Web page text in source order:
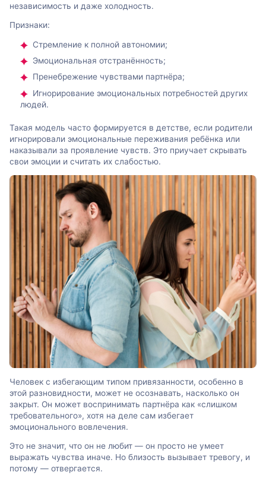
независимость и даже холодность.
Признаки:
Стремление к полной автономии;
Эмоциональная отстранённость;
Пренебрежение чувствами партнёра;
Игнорирование эмоциональных потребностей других
людей.
Такая модель часто формируется в детстве, если родители
игнорировали эмоциональные переживания ребёнка или
наказывали за проявление чувств. Это приучает скрывать
свои эмоции и считать их слабостью.
Человек с избегающим типом привязанности, особенно в
этой разновидности, может не осознавать, насколько он
закрыт. Он может воспринимать партнёра как «слишком
требовательного», хотя на деле сам избегает
эмоционального вовлечения.
Это не значит, что он не любит — он просто не умеет
выражать чувства иначе. Но близость вызывает тревогу, и
потому — отвергается.